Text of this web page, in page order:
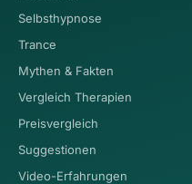
Selbsthypnose
Trance
Mythen & Fakten
Vergleich Therapien
Preisvergleich
Suggestionen
Video-Erfahrungen